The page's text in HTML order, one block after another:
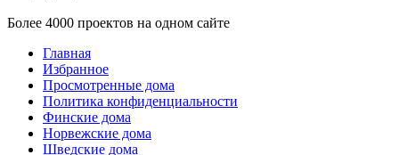
Более 4000 проектов на одном сайте
Главная
Избранное
Просмотренные дома
Политика конфиденциальности
Финские дома
Норвежские дома
Шведские дома